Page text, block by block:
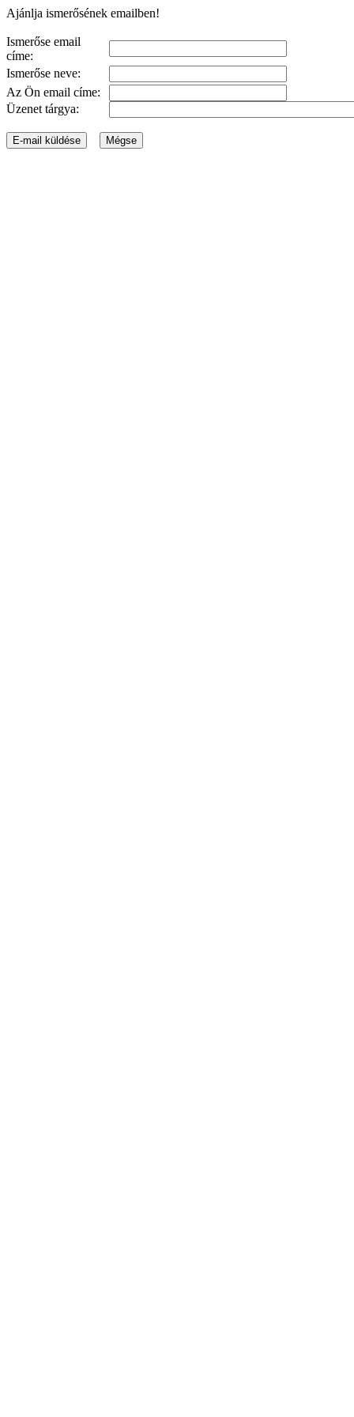
Ajánlja ismerősének emailben!
Ismerőse email
címe:
Ismerőse neve:
Az Ön email címe:
Üzenet tárgya: